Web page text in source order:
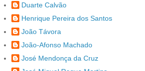
Duarte Calvão
Henrique Pereira dos Santos
João Távora
João-Afonso Machado
José Mendonça da Cruz